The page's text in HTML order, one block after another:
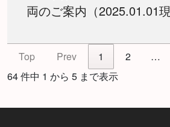
両のご案内（2025.01.01現
Top Prev 1 2 …
64 件中 1 から 5 まで表示